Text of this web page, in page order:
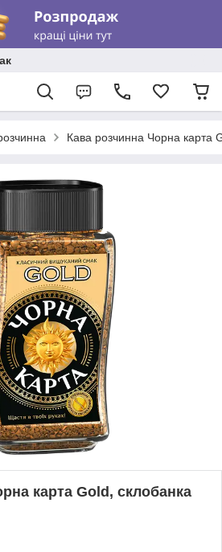
Кава розчинна Чорна карта
карта Gold, склобанка